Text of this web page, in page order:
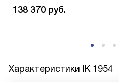
138 370 руб.
Характеристики IK 1954